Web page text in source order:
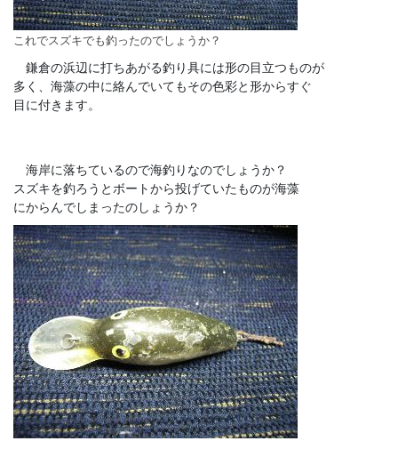
これでスズキでも釣ったのでしょうか？
鎌倉の浜辺に打ちあがる釣り具には形の目立つものが
多く、海藻の中に絡んでいてもその色彩と形からすぐ
目に付きます。
海岸に落ちているので海釣りなのでしょうか？
スズキを釣ろうとボートから投げていたものが海藻
にからんでしまったのしょうか？